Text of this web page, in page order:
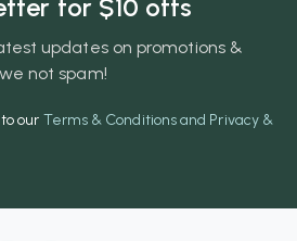
for $10 offs
updates on promotions &
not spam!
our Terms & Conditions and Privacy &